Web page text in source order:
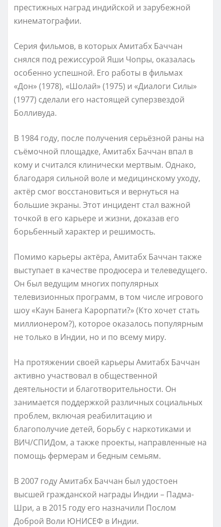
престижных наград индийской и зарубежной
кинематографии.
Серия фильмов, в которых Амитабх Баччан
снялся под режиссурой Яши Чопры, оказалась
особенно успешной. Его работы в фильмах
«Дон» (1978), «Шолай» (1975) и «Диалоги Силы»
(1977) сделали его настоящей суперзвездой
Болливуда.
В 1984 году, после получения серьёзной раны на
съёмочной площадке, Амитабх Баччан впал в
кому и считался клинически мертвым. Однако,
благодаря сильной воле и медицинскому уходу,
актёр смог восстановиться и вернуться на
большие экраны. Этот инцидент стал важной
точкой в его карьере и жизни, доказав его
борьбенный характер и решимость.
Помимо карьеры актёра, Амитабх Баччан также
выступает в качестве продюсера и телеведущего.
Он был ведущим многих популярных
телевизионных программ, в том числе игрового
шоу «Каун Банега Карорпати?» (Кто хочет стать
миллионером?), которое оказалось популярным
не только в Индии, но и по всему миру.
На протяжении своей карьеры Амитабх Баччан
активно участвовал в общественной
деятельности и благотворительности. Он
занимается поддержкой различных социальных
проблем, включая реабилитацию и
благополучие детей, борьбу с наркотиками и
ВИЧ/СПИДом, а также проекты, направленные на
помощь фермерам и бедным семьям.
В 2007 году Амитабх Баччан был удостоен
высшей гражданской награды Индии – Падма-
Шри, а в 2015 году его назначили Послом
Доброй Воли ЮНИСЕФ в Индии.